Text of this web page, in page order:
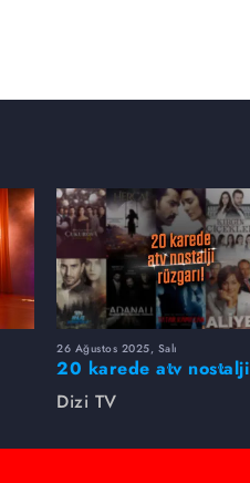
26 Ağustos 2025, Salı
20 karede atv nostalji
rüzgarı!
Dizi TV